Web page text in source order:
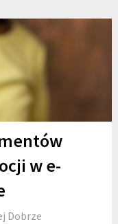
w e-
Dobrze